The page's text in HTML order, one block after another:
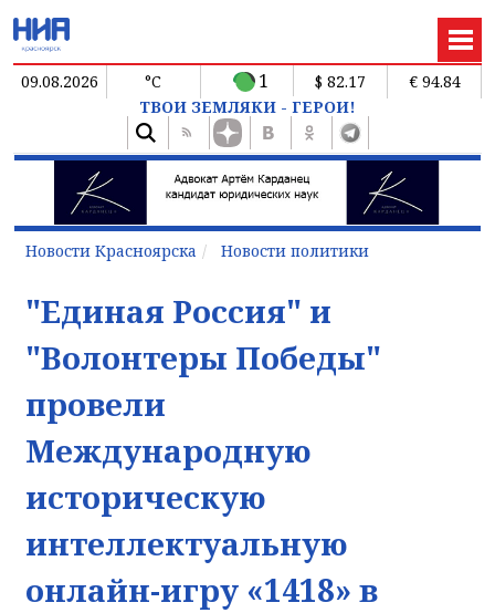
09.08.2026 °C 1 $ 82.17
€ 94.84
ТВОИ ЗЕМЛЯКИ - ГЕРОИ!
Новости Красноярска Новости политики
"Единая Россия" и
"Волонтеры Победы"
провели
Международную
историческую
интеллектуальную
онлайн-игру «1418» в